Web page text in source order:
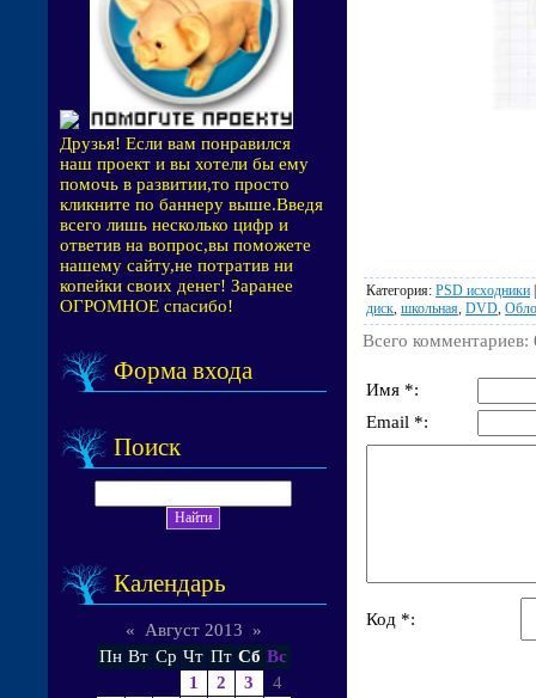
Друзья! Если вам понравился
наш проект и вы хотели бы ему
помочь в развитии,то просто
кликните по баннеру выше.Введя
всего лишь несколько цифр и
ответив на вопрос,вы поможете
нашему сайту,не потратив ни
копейки своих денег! Заранее
ОГРОМНОЕ спасибо!
Форма входа
Поиск
Календарь
« Август 2013
»
Пн Вт Ср Чт Пт Сб Вс
1
2 3
4
Категория: PSD исходники
диск школьная DVD
Всего комментариев:
Имя *:
Email *:
Код *: